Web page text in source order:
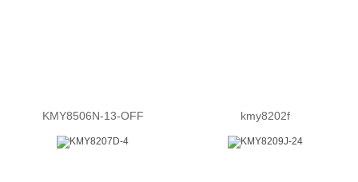
KMY8506N-13-OFF kmy8202f